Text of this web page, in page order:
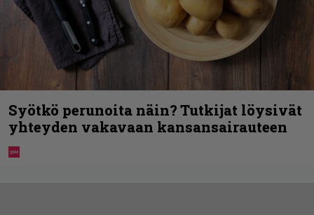
Syötkö perunoita näin? Tutkijat löysivät
yhteyden vakavaan kansansairauteen